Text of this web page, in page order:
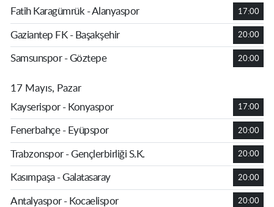
Fatih Karagümrük - Alanyaspor
17:00
Gaziantep FK - Başakşehir 20:00
Samsunspor - Göztepe 20:00
17 Mayıs, Pazar
Kayserispor - Konyaspor
17:00
Fenerbahçe - Eyüpspor 20:00
Trabzonspor - Gençlerbirliği S.K. 20:00
Kasımpaşa - Galatasaray 20:00
Antalyaspor - Kocaelispor 20:00